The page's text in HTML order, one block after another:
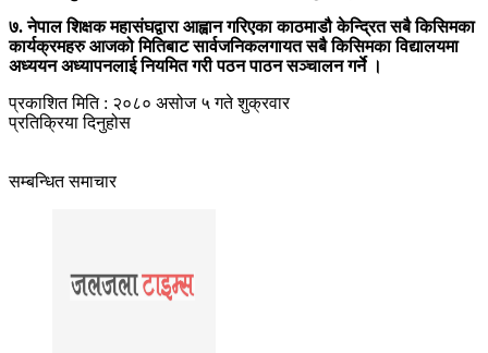
७. नेपाल शिक्षक महासंघद्वारा आह्वान गरिएका काठमाडौ केन्द्रित सबै किसिमका
कार्यक्रमहरु आजको मितिबाट सार्वजनिकलगायत सबै किसिमका विद्यालयमा
अध्ययन अध्यापनलाई नियमित गरी पठन पाठन सञ्चालन गर्ने ।
प्रकाशित मिति : २०८० असोज ५ गते शुक्रवार
प्रतिक्रिया दिनुहोस
सम्बन्धित समाचार